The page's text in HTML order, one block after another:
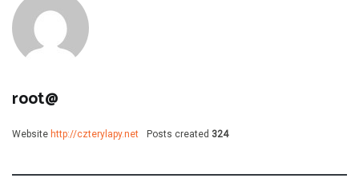
root@
Website http://czterylapy.net Posts created 324